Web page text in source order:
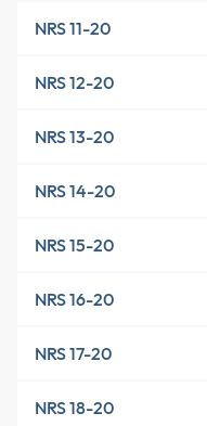
NRS 11-20
NRS 12-20
NRS 13-20
NRS 14-20
NRS 15-20
NRS 16-20
NRS 17-20
NRS 18-20